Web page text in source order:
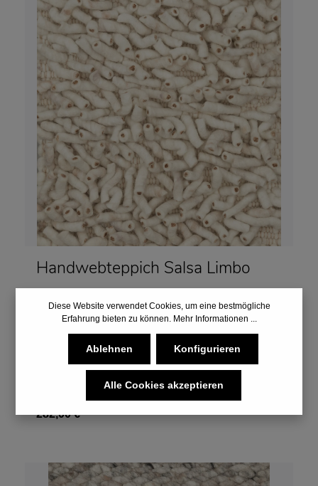
Handwebteppich Salsa Limbo
kuscheliger Hochflorteppich
einseitig verwendbar
aus gewalkter Schurwolle
282,00 €*
Diese Website verwendet Cookies, um eine bestmögliche
Erfahrung bieten zu können. Mehr Informationen ...
Ablehnen Konfigurieren
Alle Cookies akzeptieren